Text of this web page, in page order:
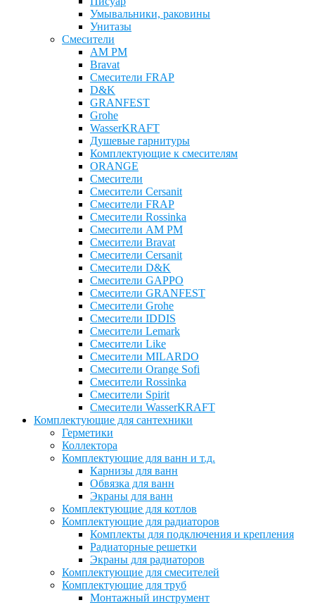
Умывальники, раковины
Унитазы
Смесители
AM PM
Bravat
Cмесители FRAP
D&K
GRANFEST
Grohe
WasserKRAFT
Душевые гарнитуры
Комплектующие к смесителям
ОRANGE
Смесители
Смесители Cersanit
Смесители FRAP
Смесители Rossinka
Смесители AM PM
Смесители Bravat
Смесители Cersanit
Смесители D&K
Смесители GAPPO
Смесители GRANFEST
Смесители Grohe
Смесители IDDIS
Смесители Lemark
Смесители Like
Смесители MILARDO
Смесители Orange Sofi
Смесители Rossinka
Смесители Spirit
Смесители WasserKRAFT
Комплектующие для сантехники
Герметики
Коллектора
Комплектующие для ванн и т.д.
Карнизы для ванн
Обвязка для ванн
Экраны для ванн
Комплектующие для котлов
Комплектующие для радиаторов
Комплекты для подключения и крепления
Радиаторные решетки
Экраны для радиаторов
Комплектующие для смесителей
Комплектующие для труб
Монтажный инструмент